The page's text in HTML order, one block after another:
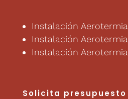
Instalación
Instalación
Instalación
Solicita presupuesto